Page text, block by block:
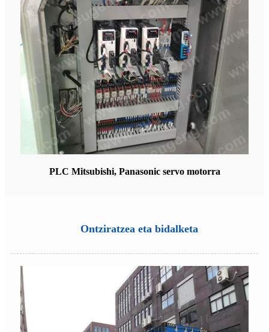
PLC Mitsubishi, Panasonic servo motorra
Ontziratzea eta bidalketa